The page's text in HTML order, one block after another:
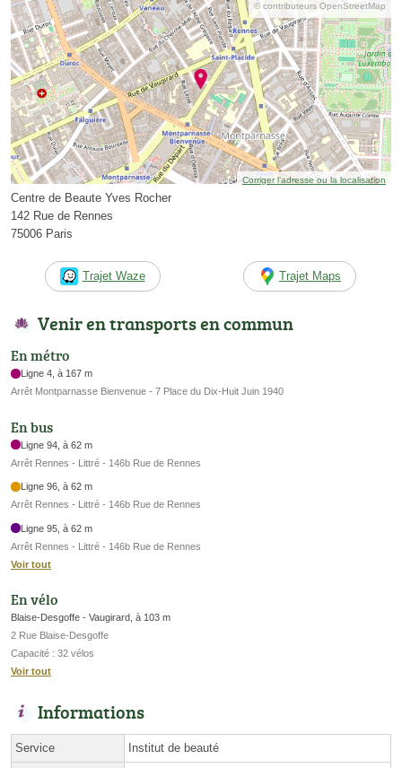
© contributeurs OpenStreetMap
Corriger l’adresse ou la localisation
Centre de Beaute Yves Rocher
142 Rue de Rennes
75006 Paris
Trajet Waze Trajet Maps
Venir en transports en commun
En métro
Ligne 4, à 167 m
Arrêt Montparnasse Bienvenue - 7 Place du Dix-Huit Juin 1940
En bus
Ligne 94, à 62 m
Arrêt Rennes - Littré - 146b Rue de Rennes
Ligne 96, à 62 m
Arrêt Rennes - Littré - 146b Rue de Rennes
Ligne 95, à 62 m
Arrêt Rennes - Littré - 146b Rue de Rennes
Voir tout
En vélo
Blaise-Desgoffe - Vaugirard, à 103 m
2 Rue Blaise-Desgoffe
Capacité : 32 vélos
Voir tout
Informations
Service Institut de beauté